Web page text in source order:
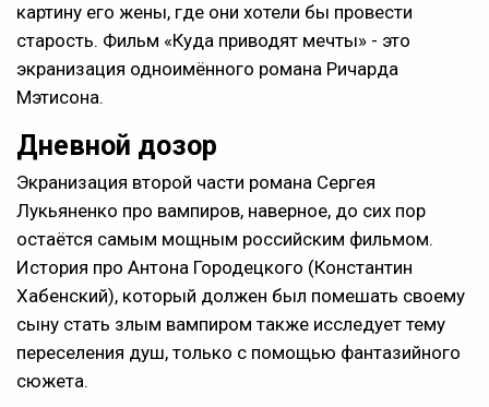
картину его жены, где они хотели бы провести
старость. Фильм «Куда приводят мечты» - это
экранизация одноимённого романа Ричарда
Мэтисона.
Дневной дозор
Экранизация второй части романа Сергея
Лукьяненко про вампиров, наверное, до сих пор
остаётся самым мощным российским фильмом.
История про Антона Городецкого (Константин
Хабенский), который должен был помешать своему
сыну стать злым вампиром также исследует тему
переселения душ, только с помощью фантазийного
сюжета.